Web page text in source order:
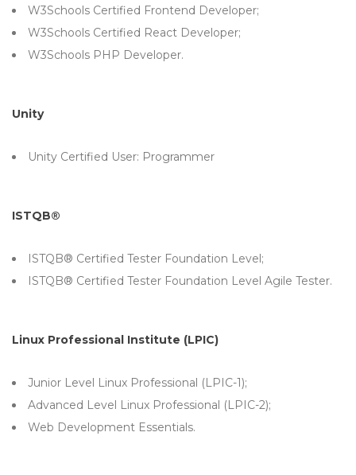
W3Schools Certified Frontend Developer;
W3Schools Certified React Developer;
W3Schools PHP Developer.
Unity
Unity Certified User: Programmer
ISTQB®
ISTQB® Certified Tester Foundation Level;
ISTQB® Certified Tester Foundation Level Agile Tester.
Linux Professional Institute (LPIC)
Junior Level Linux Professional (LPIC-1);
Advanced Level Linux Professional (LPIC-2);
Web Development Essentials.